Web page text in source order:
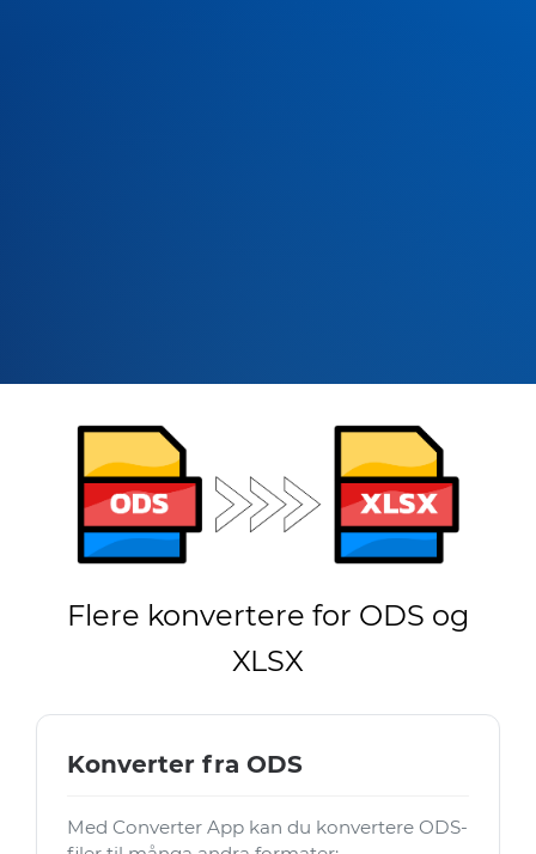
Flere konvertere for ODS og
XLSX
Konverter fra ODS
Med Converter App kan du konvertere ODS-